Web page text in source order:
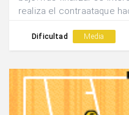
realiza el contraataque
pasador se convierte en
Dificultad Media